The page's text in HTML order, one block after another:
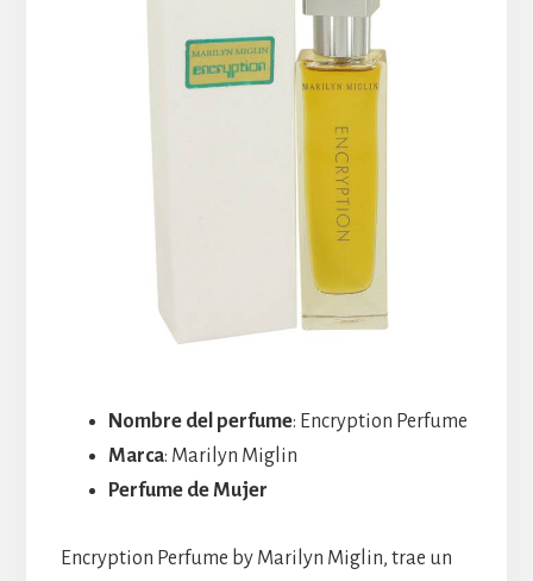
Nombre del perfume: Encryption Perfume
Marca: Marilyn Miglin
Perfume de Mujer
Encryption Perfume by Marilyn Miglin, trae un